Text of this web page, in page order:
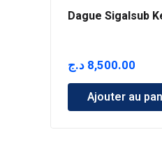
Dague Sigalsub
8,500.00 د.ج
Ajouter au